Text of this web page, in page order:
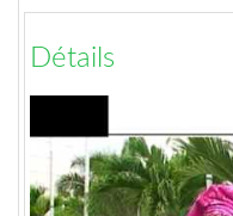
Détails